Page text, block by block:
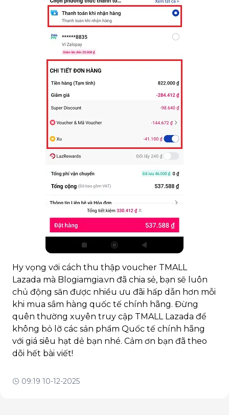
Hy vọng với cách thu thập voucher TMALL
Lazada mà Blogiamgia.vn đã chia sẻ, bạn sẽ luôn
chủ động săn được nhiều ưu đãi hấp dẫn hơn mỗi
khi mua sắm hàng quốc tế chính hãng. Đừng
quên thường xuyên truy cập TMALL Lazada để
không bỏ lỡ các sản phẩm Quốc tế chính hãng
với giá siêu hạt dẻ bạn nhé. Cảm ơn bạn đã theo
dõi hết bài viết!
09:19 10-12-2025